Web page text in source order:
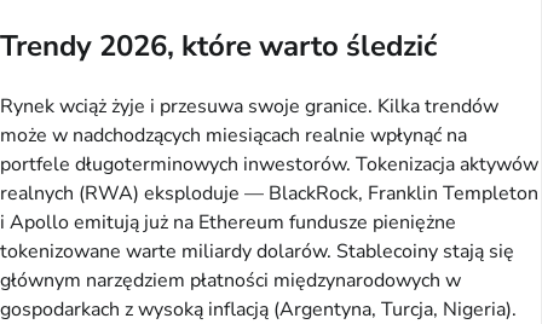
Trendy 2026, które warto śledzić
Rynek wciąż żyje i przesuwa swoje granice. Kilka trendów
może w nadchodzących miesiącach realnie wpłynąć na
portfele długoterminowych inwestorów. Tokenizacja aktywów
realnych (RWA) eksploduje — BlackRock, Franklin Templeton
i Apollo emitują już na Ethereum fundusze pieniężne
tokenizowane warte miliardy dolarów. Stablecoiny stają się
głównym narzędziem płatności międzynarodowych w
gospodarkach z wysoką inflacją (Argentyna, Turcja, Nigeria).